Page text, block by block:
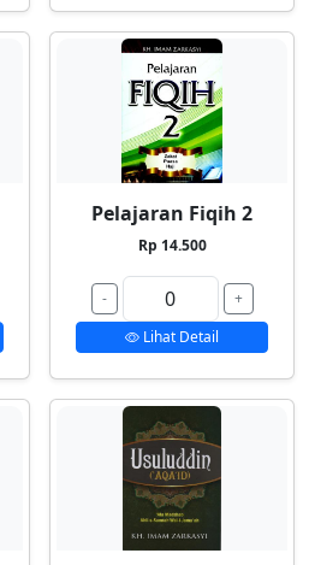
Pelajaran Fiqih 2
Rp 14.500
-
+
Lihat Detail